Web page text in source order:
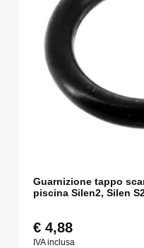
Guarnizione tappo
piscina Silen2, Silen
€4,88
IVA inclusa